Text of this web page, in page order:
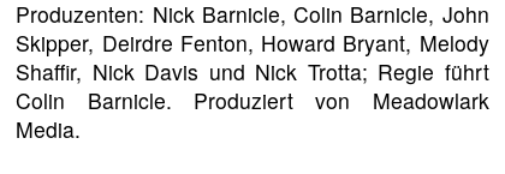
Produzenten: Nick Barnicle, Colin Barnicle, John
Skipper, Deirdre Fenton, Howard Bryant, Melody
Shaffir, Nick Davis und Nick Trotta; Regie führt
Colin Barnicle. Produziert von Meadowlark
Media.